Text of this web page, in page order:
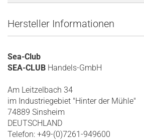
Hersteller Informationen
Sea-Club
SEA-CLUB Handels-GmbH
Am Leitzelbach 34
im Industriegebiet "Hinter der Mühle"
74889 Sinsheim
DEUTSCHLAND
Telefon: +49-(0)7261-949600